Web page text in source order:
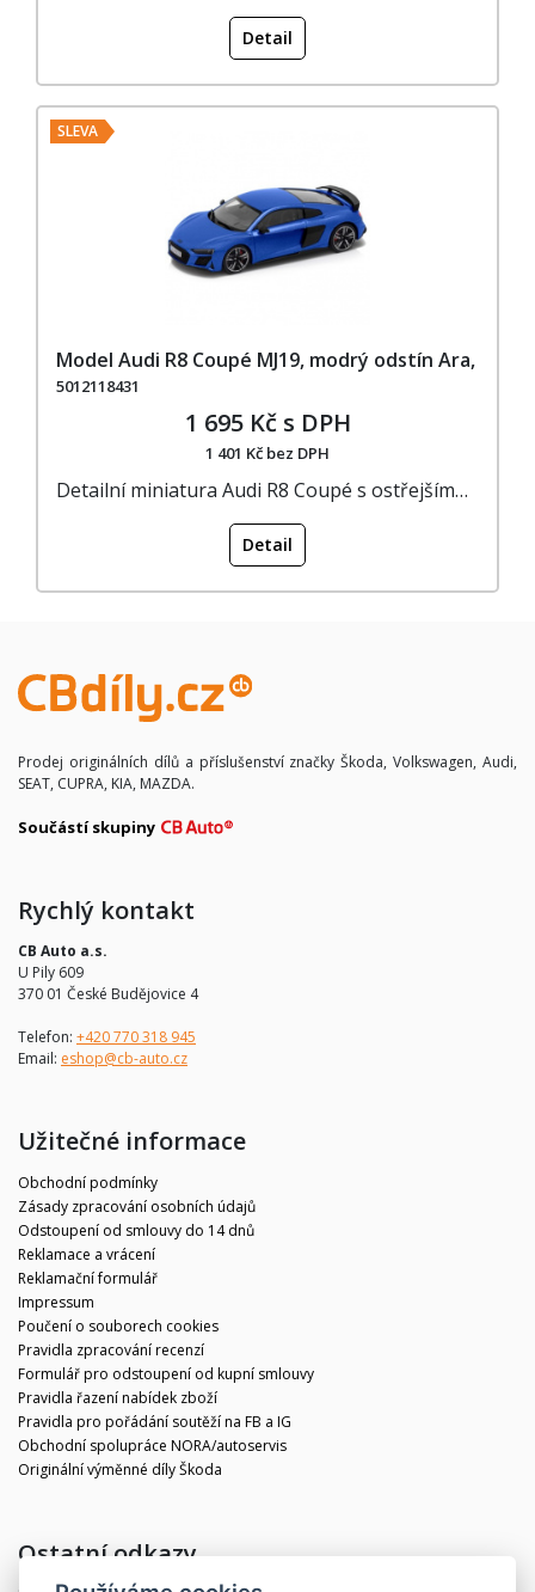
Detail
SLEVA
Model Audi R8 Coupé MJ19, modrý odstín Ara,
5012118431
1 695 Kč s DPH
1 401 Kč bez DPH
Detailní miniatura Audi R8 Coupé s ostřejším…
Detail
Prodej originálních dílů a příslušenství značky Škoda, Volkswagen, Audi,
SEAT, CUPRA, KIA, MAZDA.
Součástí skupiny
Rychlý kontakt
CB Auto a.s.
U Pily 609
370 01 České Budějovice 4
Telefon: +420 770 318 945
Email: eshop@cb-auto.cz
Užitečné informace
Obchodní podmínky
Zásady zpracování osobních údajů
Odstoupení od smlouvy do 14 dnů
Reklamace a vrácení
Reklamační formulář
Impressum
Poučení o souborech cookies
Pravidla zpracování recenzí
Formulář pro odstoupení od kupní smlouvy
Pravidla řazení nabídek zboží
Pravidla pro pořádání soutěží na FB a IG
Obchodní spolupráce NORA/autoservis
Originální výměnné díly Škoda
Ostatní odkazy